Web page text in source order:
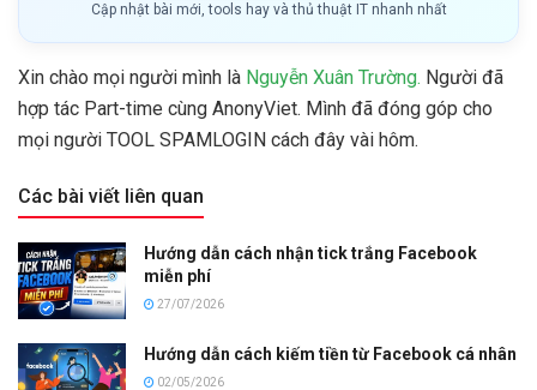
Cập nhật bài mới, tools hay và thủ thuật IT nhanh nhất
Xin chào mọi người mình là Nguyễn Xuân Trường. Người đã
hợp tác Part-time cùng AnonyViet. Mình đã đóng góp cho
mọi người TOOL SPAMLOGIN cách đây vài hôm.
Các bài viết liên quan
Hướng dẫn cách nhận tick trắng Facebook
miễn phí
27/07/2026
Hướng dẫn cách kiếm tiền từ Facebook cá nhân
02/05/2026